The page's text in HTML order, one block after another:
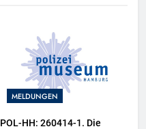
MELDUNGEN
POL-HH: 260414-1. Die